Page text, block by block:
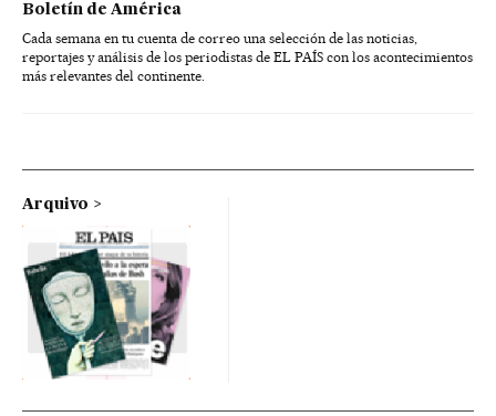
Boletín de América
Cada semana en tu cuenta de correo una selección de las noticias,
reportajes y análisis de los periodistas de EL PAÍS con los acontecimientos
más relevantes del continente.
Arquivo